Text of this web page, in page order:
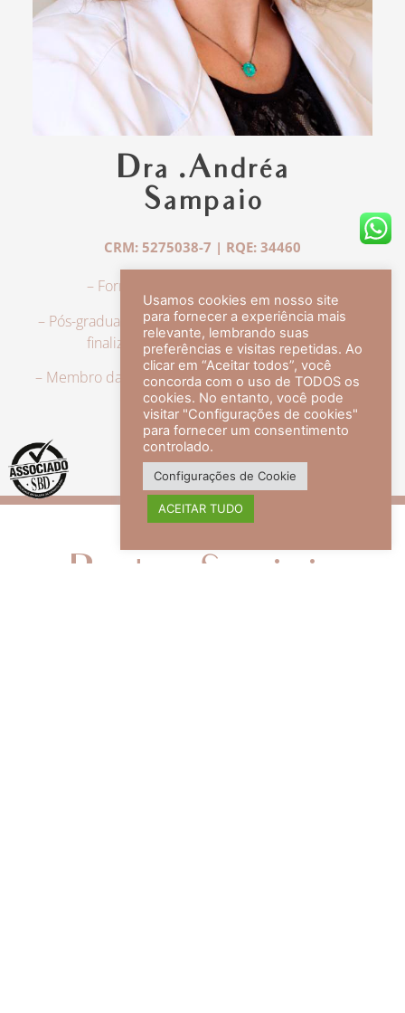
Dra .Andréa
Sampaio
CRM: 5275038-7 | RQE: 34460
– Formação em Medicina pela UFRJ.
– Pós-graduação em Dermatologia pela UFRJ, tendo
finalizado a especialização em 2007.
– Membro da Sociedade Brasileira de Dermatologia,
com título de especialista.
veja mais +
Redes Sociais
Usamos cookies em nosso site
para fornecer a experiência mais
relevante, lembrando suas
preferências e visitas repetidas. Ao
clicar em “Aceitar todos”, você
concorda com o uso de TODOS os
cookies. No entanto, você pode
visitar "Configurações de cookies"
para fornecer um consentimento
controlado.
Configurações de Cookie
ACEITAR TUDO